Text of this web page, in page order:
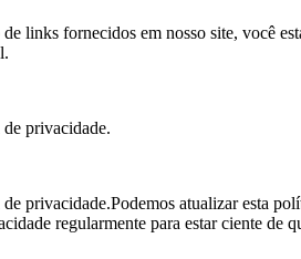
links fornecidos em nosso site, você
privacidade.
privacidade.Podemos atualizar esta
regularmente para estar ciente de